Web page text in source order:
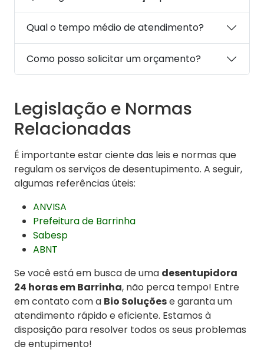
Qual o tempo médio de atendimento?
Como posso solicitar um orçamento?
Legislação e Normas
Relacionadas
É importante estar ciente das leis e normas que
regulam os serviços de desentupimento. A seguir,
algumas referências úteis:
ANVISA
Prefeitura de Barrinha
Sabesp
ABNT
Se você está em busca de uma desentupidora
24 horas em Barrinha, não perca tempo! Entre
em contato com a Bio Soluçõese garanta um
atendimento rápido e eficiente. Estamos à
disposição para resolver todos os seus problemas
de entupimento!